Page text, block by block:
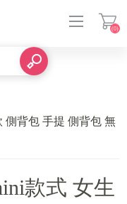
(0)
側背包 手提 側背包 無
款式 女生